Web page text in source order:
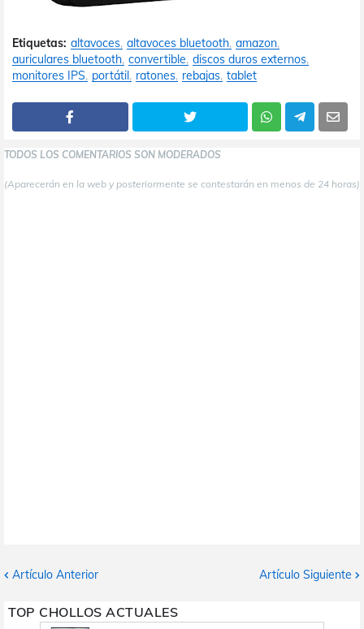
Etiquetas: altavoces altavoces bluetooth amazon
auriculares bluetooth convertible discos duros externos
monitores IPS portátil ratones rebajas tablet
TODOS LOS COMENTARIOS SON MODERADOS
(Aparecerán en la web y posteriormente se contestarán en menos de 24 horas)
Artículo Anterior Artículo Siguiente
TOP CHOLLOS ACTUALES